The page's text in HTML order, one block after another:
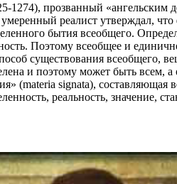
прозванный «ангельским
реалист утверждал, что
бытия всеобщего.
Поэтому всеобщее и
существования всеобщего,
и поэтому может быть всем, а
(materia signata),
реальность, значение,